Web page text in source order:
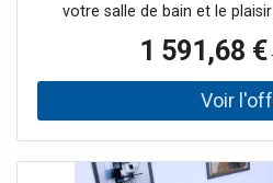
votre salle de bain et le
attendre grâce à cette
au design épuré. Pilotez les
service à l'aide du
multifonctions pour un bain
vous permet de garder
1 591,68 €